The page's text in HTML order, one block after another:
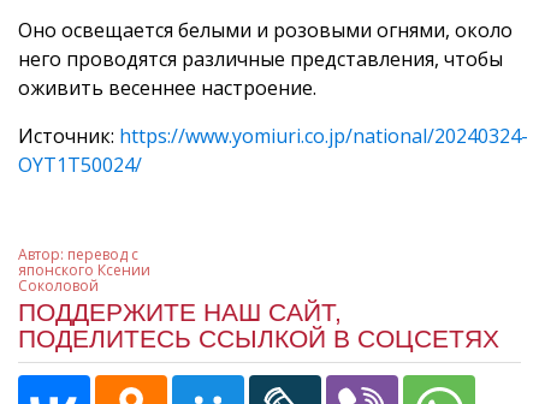
Оно освещается белыми и розовыми огнями, около
него проводятся различные представления, чтобы
оживить весеннее настроение.
Источник: https://www.yomiuri.co.jp/national/20240324-
OYT1T50024/
Автор: перевод с
японского Ксении
Соколовой
ПОДДЕРЖИТЕ НАШ САЙТ,
ПОДЕЛИТЕСЬ ССЫЛКОЙ В СОЦСЕТЯХ